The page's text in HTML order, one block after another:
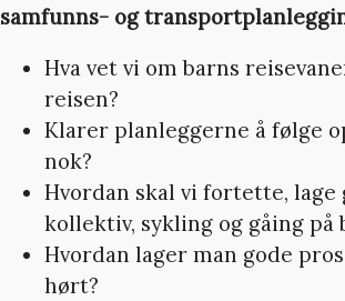
samfunns- og
Hva vet vi om barns
reisen?
Klarer planleggerne å følge
nok?
Hvordan skal vi fortette,
kollektiv, sykling og gåing på
Hvordan lager man gode
hørt?